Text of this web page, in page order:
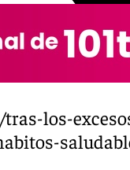
tras-los-